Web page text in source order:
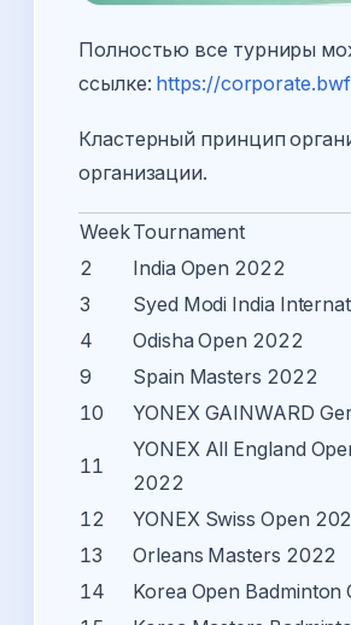
Полностью все турниры
ссылке: https://
Кластерный принцип
организации.
WeekTournament
2
India Open 2022
3
Syed Modi India
4
Odisha Open 2022
9
Spain Masters 2022
10
YONEX GAINWARD
11
YONEX All England
2022
12
YONEX Swiss Open
13
Orleans Masters 2022
14
Korea Open